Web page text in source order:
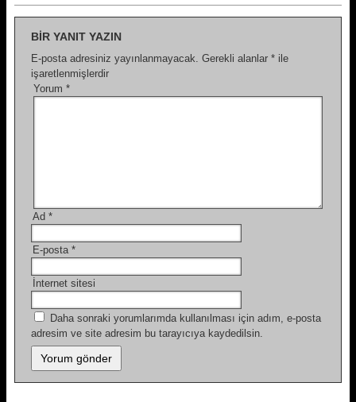
BIR YANIT YAZIN
E-posta adresiniz yayınlanmayacak. Gerekli alanlar * ile
işaretlenmişlerdir
Yorum *
Ad *
E-posta *
İnternet sitesi
Daha sonraki yorumlarımda kullanılması için adım, e-posta
adresim ve site adresim bu tarayıcıya kaydedilsin.